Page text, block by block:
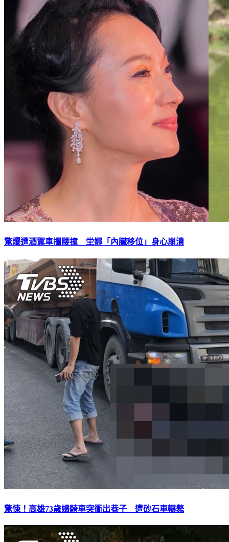
驚爆遭酒駕車攔腰撞 坣娜「內臟移位」身心崩潰
驚悚！高雄73歲婦騎車突衝出巷子 遭砂石車輾斃